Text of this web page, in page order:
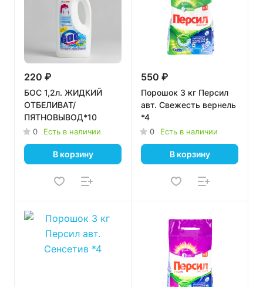
220 ₽
БОС 1,2л. ЖИДКИЙ
ОТБЕЛИВАТ/
ПЯТНОВЫВОД*10
0 Есть в наличии
В корзину
550 ₽
Порошок 3 кг Персил
авт. Свежесть вернель
*4
0 Есть в наличии
В корзину